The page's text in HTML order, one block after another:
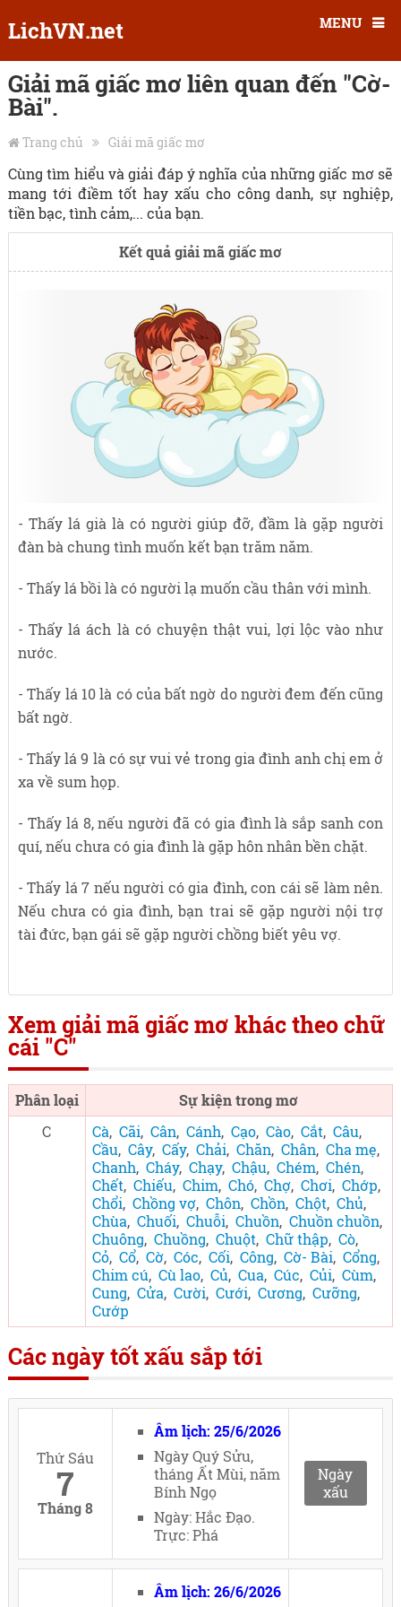
LichVN.net MENU
Giải mã giấc mơ liên quan đến "Cờ-
Bài".
Trang chủ Giải mã giấc mơ
Cùng tìm hiểu và giải đáp ý nghĩa của những giấc mơ sẽ
mang tới điềm tốt hay xấu cho công danh, sự nghiệp,
tiền bạc, tình cảm,... của bạn.
Kết quả giải mã giấc mơ
- Thấy lá già là có người giúp đỡ, đầm là gặp người
đàn bà chung tình muốn kết bạn trăm năm.
- Thấy lá bồi là có người lạ muốn cầu thân với mình.
- Thấy lá ách là có chuyện thật vui, lợi lộc vào như
nước.
- Thấy lá 10 là có của bất ngờ do người đem đến cũng
bất ngờ.
- Thấy lá 9 là có sự vui vẻ trong gia đình anh chị em ở
xa về sum họp.
- Thấy lá 8, nếu người đã có gia đình là sắp sanh con
quí, nếu chưa có gia đình là gặp hôn nhân bền chặt.
- Thấy lá 7 nếu người có gia đình, con cái sẽ làm nên.
Nếu chưa có gia đình, bạn trai sẽ gặp người nội trợ
tài đức, bạn gái sẽ gặp người chồng biết yêu vợ.
Xem giải mã giấc mơ khác theo chữ
cái "C"
Phân loại
Sự kiện trong mơ
C
Cà, Cãi, Cân, Cánh, Cạo, Cào, Cắt, Câu,
Cầu, Cây, Cấy, Chải, Chăn, Chân, Cha mẹ,
Chanh, Cháy, Chạy, Chậu, Chém, Chén,
Chết, Chiếu, Chim, Chó, Chợ, Chơi, Chớp,
Chổi, Chồng vợ, Chôn, Chồn, Chột, Chủ,
Chùa, Chuối, Chuỗi, Chuồn, Chuồn chuồn,
Chuông, Chuồng, Chuột, Chữ thập, Cò,
Cỏ, Cổ, Cờ, Cóc, Cối, Công, Cờ- Bài, Cổng,
Chim cú, Cù lao, Củ, Cua, Cúc, Củi, Cùm,
Cung, Cửa, Cười, Cưới, Cương, Cưỡng,
Cướp
Các ngày tốt xấu sắp tới
Thứ Sáu
7
Tháng 8
Âm lịch: 25/6/2026
Ngày Quý Sửu,
tháng Ất Mùi, năm
Bính Ngọ
Ngày: Hắc Đạo.
Trực: Phá
Ngày
xấu
Âm lịch: 26/6/2026